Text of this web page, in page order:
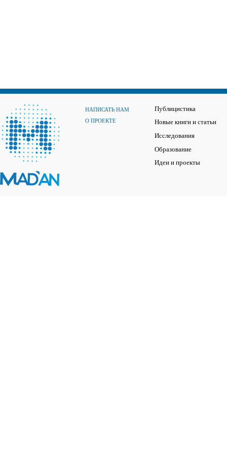
НАПИСАТЬ НАМ
О ПРОЕКТЕ
Публицистика
Новые книги и статьи
Исследования
Образование
Идеи и проекты